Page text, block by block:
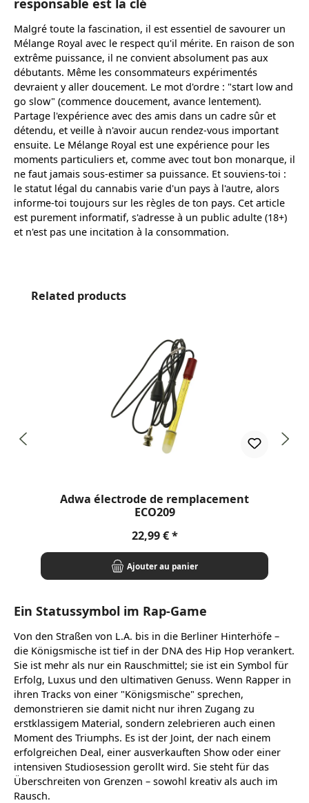
responsable est la clé
Malgré toute la fascination, il est essentiel de savourer un
Mélange Royal avec le respect qu'il mérite. En raison de son
extrême puissance, il ne convient absolument pas aux
débutants. Même les consommateurs expérimentés
devraient y aller doucement. Le mot d'ordre : "start low and
go slow" (commence doucement, avance lentement).
Partage l'expérience avec des amis dans un cadre sûr et
détendu, et veille à n'avoir aucun rendez-vous important
ensuite. Le Mélange Royal est une expérience pour les
moments particuliers et, comme avec tout bon monarque, il
ne faut jamais sous-estimer sa puissance. Et souviens-toi :
le statut légal du cannabis varie d'un pays à l'autre, alors
informe-toi toujours sur les règles de ton pays. Cet article
est purement informatif, s'adresse à un public adulte (18+)
et n'est pas une incitation à la consommation.
Ignorer la galerie de produits
Related products
Adwa électrode de remplacement
ECO209
Prix régulier :
22,99 €
Ajouter au panier
Ein Statussymbol im Rap-Game
Von den Straßen von L.A. bis in die Berliner Hinterhöfe –
die Königsmische ist tief in der DNA des Hip Hop verankert.
Sie ist mehr als nur ein Rauschmittel; sie ist ein Symbol für
Erfolg, Luxus und den ultimativen Genuss. Wenn Rapper in
ihren Tracks von einer "Königsmische" sprechen,
demonstrieren sie damit nicht nur ihren Zugang zu
erstklassigem Material, sondern zelebrieren auch einen
Moment des Triumphs. Es ist der Joint, der nach einem
erfolgreichen Deal, einer ausverkauften Show oder einer
intensiven Studiosession gerollt wird. Sie steht für das
Überschreiten von Grenzen – sowohl kreativ als auch im
Rausch.